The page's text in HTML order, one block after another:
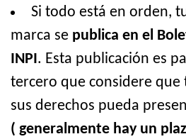
Si todo está en orden,
marca se publica en el
INPI. Esta publicación es
tercero que considere que
sus derechos pueda
( generalmente hay un